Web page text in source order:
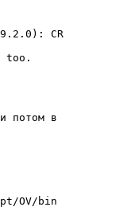
CR
too.
потом в
OV/bin